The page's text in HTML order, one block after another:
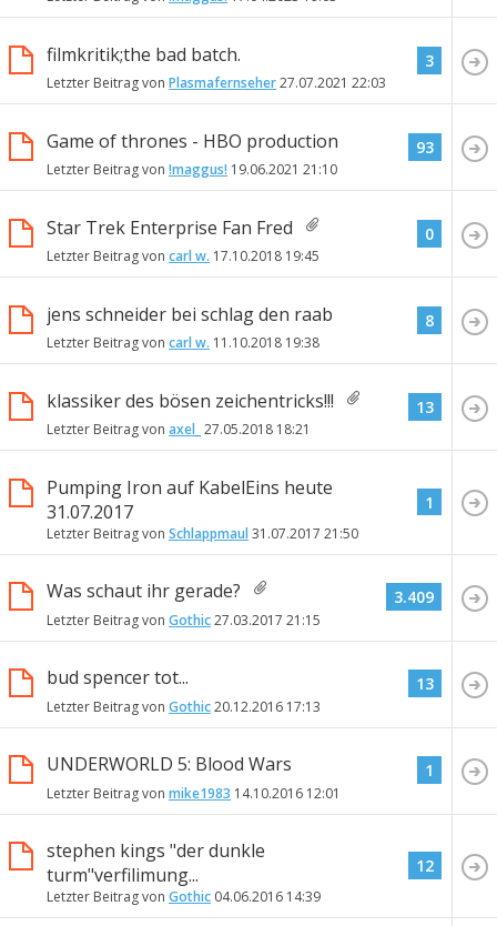
filmkritik;the bad batch.
Letzter Beitrag von Plasmafernseher27.07.2021 22:03
3
Game of thrones - HBO production
Letzter Beitrag von !maggus! 19.06.2021 21:10
93
Star Trek Enterprise Fan Fred
Letzter Beitrag von carl w. 17.10.2018 19:45
0
jens schneider bei schlag den raab
Letzter Beitrag von carl w. 11.10.2018 19:38
8
klassiker des bösen zeichentricks!!!
Letzter Beitrag von axel_ 27.05.2018 18:21
13
Pumping Iron auf KabelEins heute
31.07.2017
Letzter Beitrag von Schlappmaul31.07.2017 21:50
1
Was schaut ihr gerade?
Letzter Beitrag von Gothic27.03.2017 21:15
3.409
bud spencer tot...
Letzter Beitrag von Gothic20.12.2016 17:13
13
UNDERWORLD 5: Blood Wars
Letzter Beitrag von mike1983 14.10.2016 12:01
1
stephen kings "der dunkle
turm"verfilimung...
Letzter Beitrag von Gothic 04.06.2016 14:39
12